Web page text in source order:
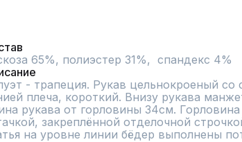
65%, полиэстер 31%,  спандекс 4%
- трапеция. Рукав цельнокроеный со
плеча, короткий. Внизу рукава
рукава от горловины 34см. Горловина
закреплённой отделочной
на уровне линии бёдер выполнены